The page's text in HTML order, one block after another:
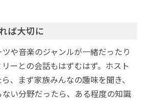
ば大切に
や音楽のジャンルが一緒だったり
ーとの会話もはずむはず。ホスト
、まず家族みんなの趣味を聞き、
い分野だったら、ある程度の知識